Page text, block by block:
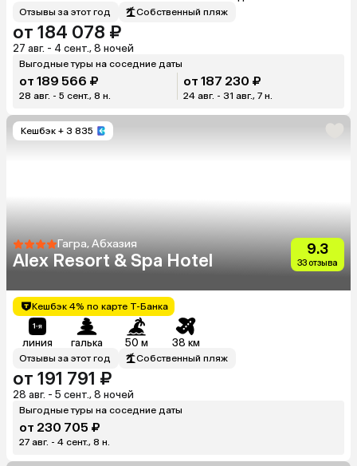
Отзывы за этот год Собственный пляж
от 184 078 ₽
27 авг. - 4 сент., 8 ночей
Выгодные туры на соседние даты
от 189 566 ₽
28 авг. - 5 сент., 8 н.
от 187 230 ₽
24 авг. - 31 авг., 7 н.
Кешбэк + 3 835
Гагра, Абхазия
Alex Resort & Spa Hotel
9.3
33 отзыва
Кешбэк 4% по карте Т-Банка
линия галька 50 м 38 км
Отзывы за этот год Собственный пляж
от 191 791 ₽
28 авг. - 5 сент., 8 ночей
Выгодные туры на соседние даты
от 230 705 ₽
27 авг. - 4 сент., 8 н.